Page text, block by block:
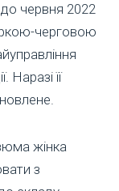
червня 2022
черговою
Наразі її
жінка
з